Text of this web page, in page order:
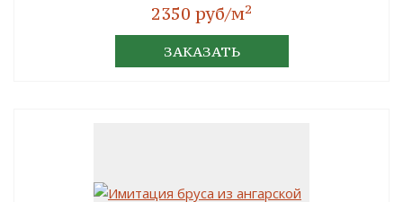
2350 руб/м2
ЗАКАЗАТЬ